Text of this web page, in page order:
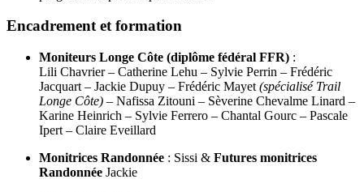
Encadrement et formation
Moniteurs Longe Côte (diplôme fédéral FFR) :
Lili Chavrier – Catherine Lehu – Sylvie Perrin – Frédéric
Jacquart – Jackie Dupuy – Frédéric Mayet (spécialisé Trail
Longe Côte) – Nafissa Zitouni – Sèverine Chevalme Linard –
Karine Heinrich – Sylvie Ferrero – Chantal Gourc – Pascale
Ipert – Claire Eveillard
Monitrices Randonnée : Sissi & Futures monitrices
Randonnée Jackie